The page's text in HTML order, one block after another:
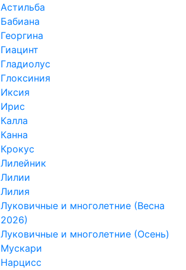
Астильба
Бабиана
Георгина
Гиацинт
Гладиолус
Глоксиния
Иксия
Ирис
Калла
Канна
Крокус
Лилейник
Лилии
Лилия
Луковичные и многолетние (Весна
2026)
Луковичные и многолетние (Осень)
Мускари
Нарцисс